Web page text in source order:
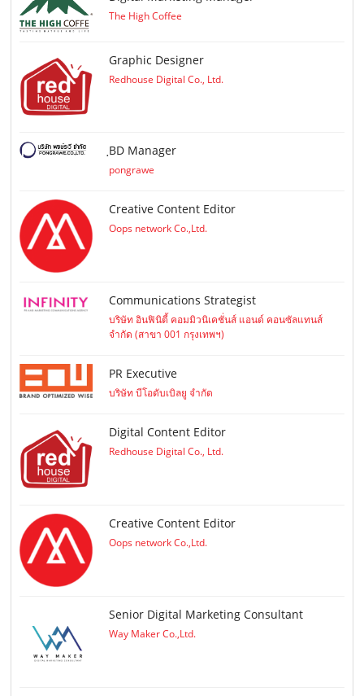
The High Coffee
Graphic Designer
Redhouse Digital Co., Ltd.
ฺBD Manager
pongrawe
Creative Content Editor
Oops network Co.,Ltd.
Communications Strategist
บริษัท อินฟินิตี้ คอมมิวนิเคชั่นส์ แอนด์ คอนซัลแทนส์
จำกัด (สาขา 001 กรุงเทพฯ)
PR Executive
บริษัท บีโอดับเบิลยู จำกัด
Digital Content Editor
Redhouse Digital Co., Ltd.
Creative Content Editor
Oops network Co.,Ltd.
Senior Digital Marketing Consultant
Way Maker Co.,Ltd.